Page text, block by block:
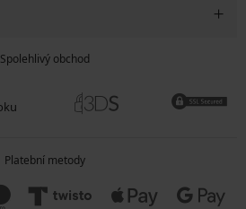
Spolehlivý obchod
Platební metody